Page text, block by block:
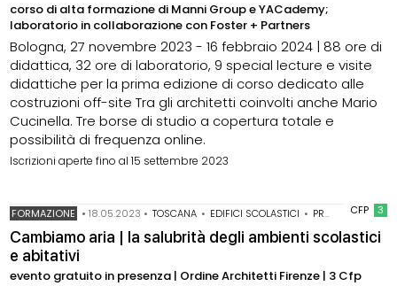
corso di alta formazione di Manni Group e YACademy;
laboratorio in collaborazione con Foster + Partners
Bologna, 27 novembre 2023 - 16 febbraio 2024 | 88 ore di
didattica, 32 ore di laboratorio, 9 special lecture e visite
didattiche per la prima edizione di corso dedicato alle
costruzioni off-site Tra gli architetti coinvolti anche Mario
Cucinella. Tre borse di studio a copertura totale e
possibilità di frequenza online.
Iscrizioni aperte fino al 15 settembre 2023
CFP 3
FORMAZIONE •18.05.2023 • TOSCANA • EDIFICI SCOLASTICI • PROGETTAZIONE DI SCUOLE
Cambiamo aria | la salubrità degli ambienti scolastici
e abitativi
evento gratuito in presenza | Ordine Architetti Firenze | 3 Cfp